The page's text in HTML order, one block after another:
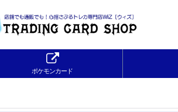
ポケモンカード